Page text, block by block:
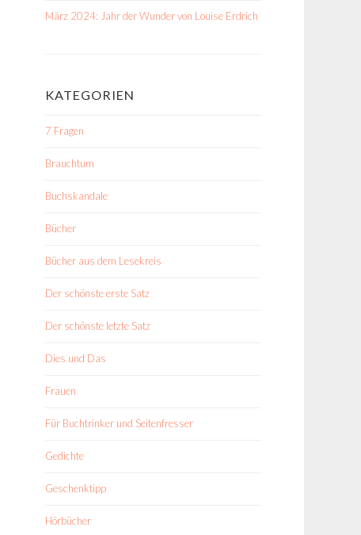
März 2024: Jahr der Wunder von Louise Erdrich
KATEGORIEN
7 Fragen
Brauchtum
Buchskandale
Bücher
Bücher aus dem Lesekreis
Der schönste erste Satz
Der schönste letzte Satz
Dies und Das
Frauen
Für Buchtrinker und Seitenfresser
Gedichte
Geschenktipp
Hörbücher